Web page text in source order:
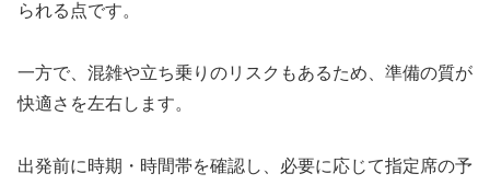
られる点です。
一方で、混雑や立ち乗りのリスクもあるため、準備の質が
快適さを左右します。
出発前に時期・時間帯を確認し、必要に応じて指定席の予